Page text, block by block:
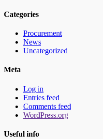
Categories
Procurement
News
Uncategorized
Meta
Log in
Entries feed
Comments feed
WordPress.org
Useful info